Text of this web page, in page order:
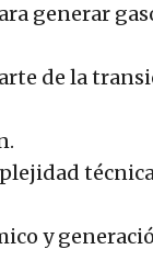
generar
de la
y